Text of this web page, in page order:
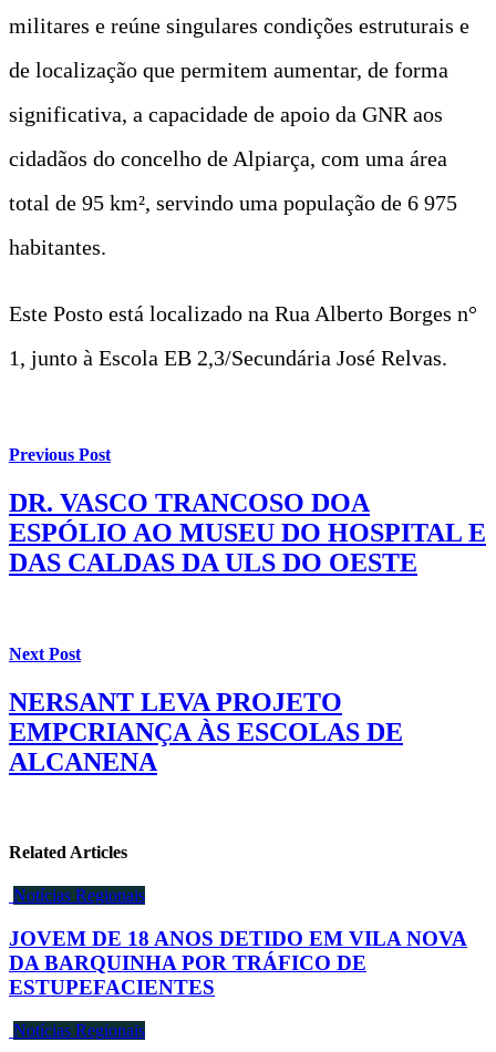
militares e reúne singulares condições estruturais e
de localização que permitem aumentar, de forma
significativa, a capacidade de apoio da GNR aos
cidadãos do concelho de Alpiarça, com uma área
total de 95 km², servindo uma população de 6 975
habitantes.
Este Posto está localizado na Rua Alberto Borges n°
1, junto à Escola EB 2,3/Secundária José Relvas.
Previous Post
DR. VASCO TRANCOSO DOA
ESPÓLIO AO MUSEU DO HOSPITAL E
DAS CALDAS DA ULS DO OESTE
Next Post
NERSANT LEVA PROJETO
EMPCRIANÇA ÀS ESCOLAS DE
ALCANENA
Related Articles
Notícias Regionais
JOVEM DE 18 ANOS DETIDO EM VILA NOVA
DA BARQUINHA POR TRÁFICO DE
ESTUPEFACIENTES
Notícias Regionais